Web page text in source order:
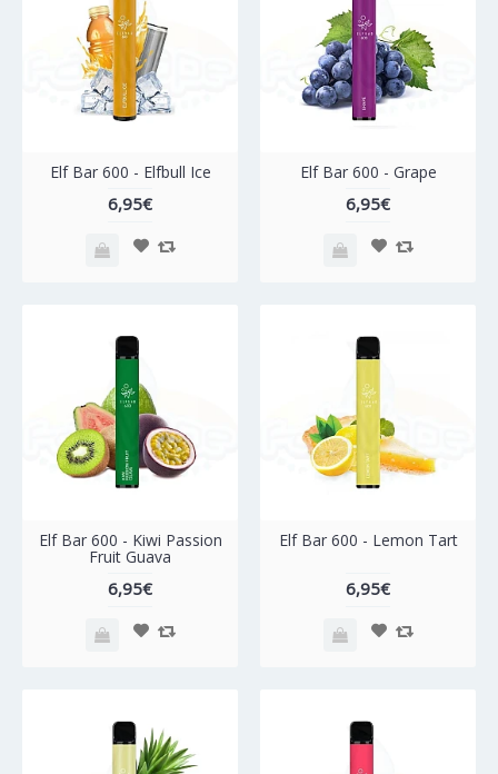
Elf Bar 600 - Elfbull Ice
6,95€
Elf Bar 600 - Grape
6,95€
Elf Bar 600 - Kiwi Passion
Fruit Guava
6,95€
Elf Bar 600 - Lemon Tart
6,95€